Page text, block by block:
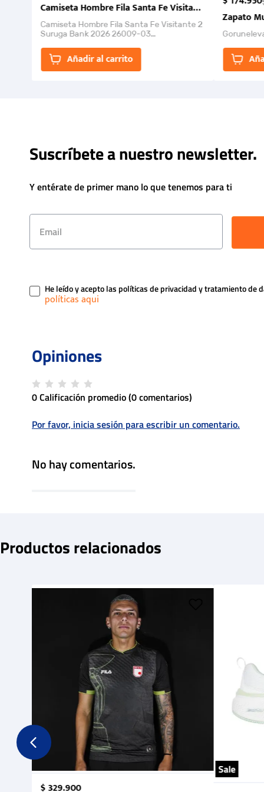
Camiseta Hombre Fila Santa Fe Visitante 2 Suruga
Camiseta Hombre Fila Santa Fe Visitante 2
Suruga Bank 2026 26009-03
la Et...
Añadir al carrito
Zapato
Suscríbete a nuestro newsletter.
Y entérate de primer mano lo que tenemos para ti
He leído y acepto las políticas de privacidad y tratamiento de
0 Calificación promedio(0 comentarios)
Por favor, inicia sesión para escribir un comentario.
No hay comentarios.
Productos relacionados
$329.900
Sale